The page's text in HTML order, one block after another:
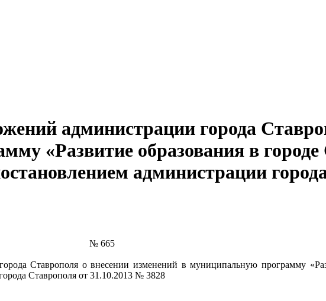
администрации города
«Развитие образования в городе
администрации
№ 665
Ставрополя о внесении изменений в муниципальную программу
Ставрополя от 31.10.2013 № 3828